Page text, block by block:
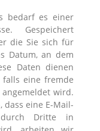
bedarf es einer
Gespeichert
die Sie sich für
Datum, an dem
Daten dienen
falls eine fremde
wird.
eine E-Mail-
durch Dritte in